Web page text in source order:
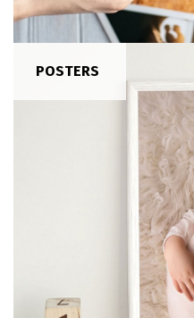
POSTERS